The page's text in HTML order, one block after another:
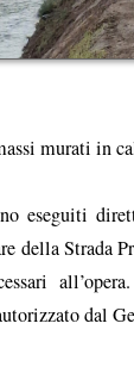
murati in
eseguiti
della Strada
dal